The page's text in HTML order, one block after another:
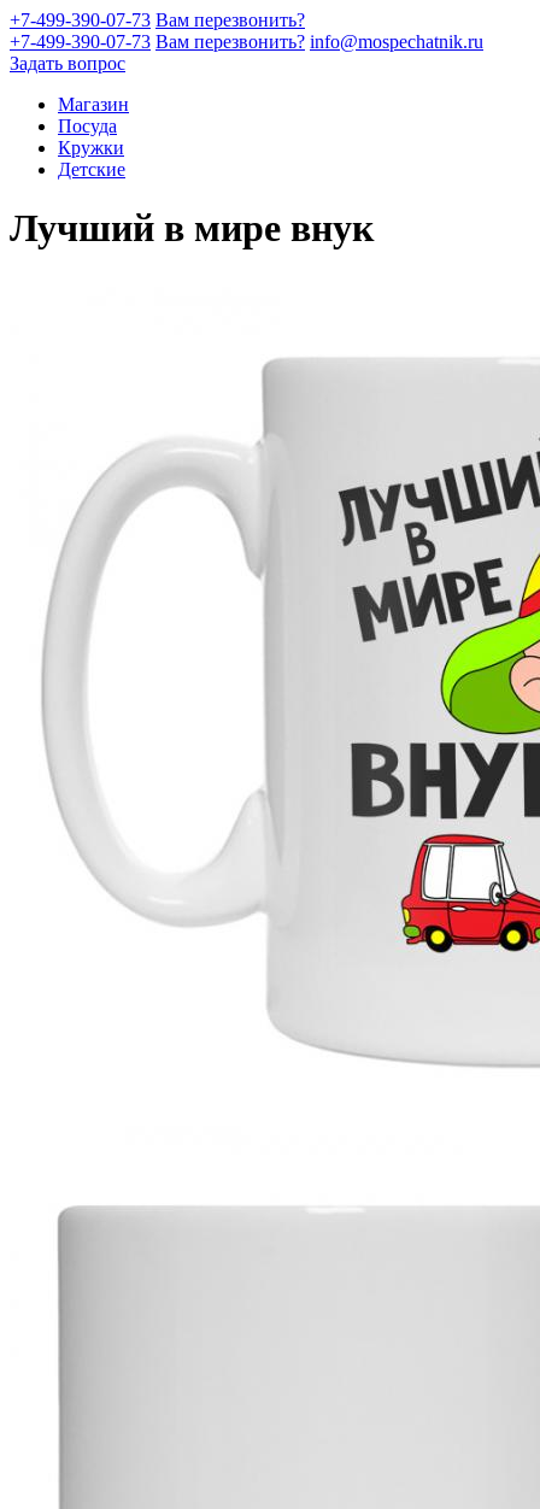
+7-499-390-07-73 Вам перезвонить?
+7-499-390-07-73 Вам перезвонить? info@mospechatnik.ru
Задать вопрос
Магазин
Посуда
Кружки
Детские
Лучший в мире внук